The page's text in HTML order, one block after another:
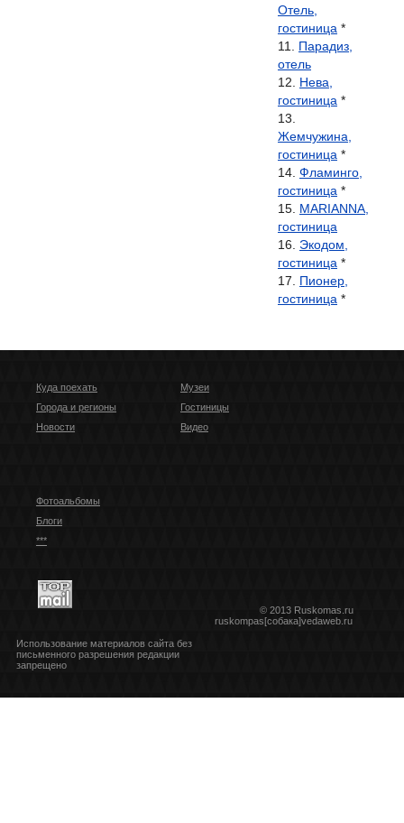
Отель,
гостиница *
Парадиз,
отель
Нева,
гостиница *
Жемчужина,
гостиница *
Фламинго,
гостиница *
MARIANNA,
гостиница
Экодом,
гостиница *
Пионер,
гостиница *
Куда поехать
Города и регионы
Новости
Музеи
Гостиницы
Видео
Фотоальбомы
Блоги
***
© 2013 Ruskomas.ru
ruskompas[собака]vedaweb.ru
Использование материалов сайта без
письменного разрешения редакции
запрещено